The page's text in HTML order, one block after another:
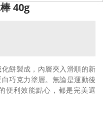
40g
餅製成，內層夾入滑順的新
巧克力塗層。無論是運動後
便利效能點心，都是完美選